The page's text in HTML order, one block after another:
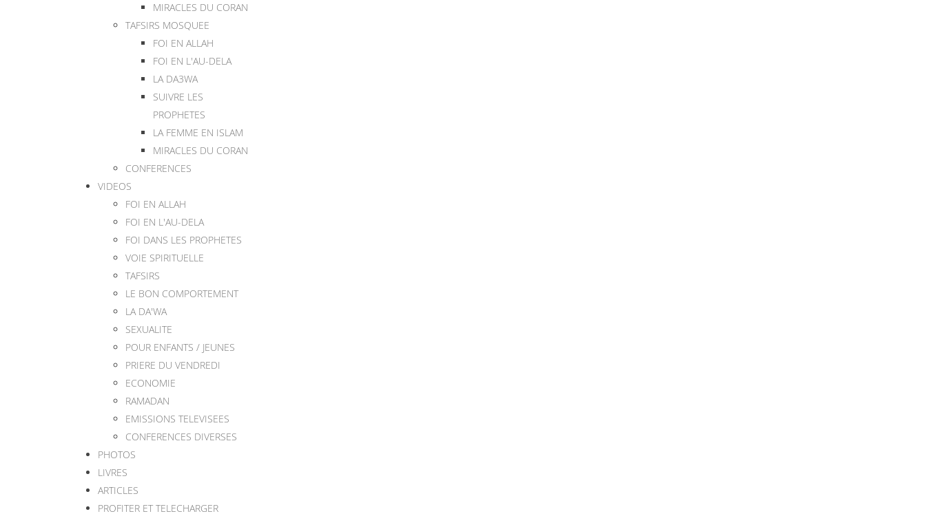
MIRACLES DU CORAN
TAFSIRS MOSQUEE
FOI EN ALLAH
FOI EN L'AU-DELA
LA DA3WA
SUIVRE LES
PROPHETES
LA FEMME EN ISLAM
MIRACLES DU CORAN
CONFERENCES
VIDEOS
FOI EN ALLAH
FOI EN L'AU-DELA
FOI DANS LES PROPHETES
VOIE SPIRITUELLE
TAFSIRS
LE BON COMPORTEMENT
LA DA'WA
SEXUALITE
POUR ENFANTS / JEUNES
PRIERE DU VENDREDI
ECONOMIE
RAMADAN
EMISSIONS TELEVISEES
CONFERENCES DIVERSES
PHOTOS
LIVRES
ARTICLES
PROFITER ET TELECHARGER